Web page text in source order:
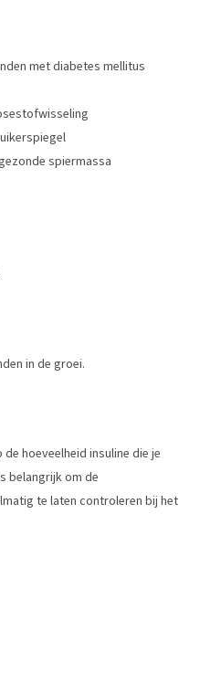
met diabetes mellitus
spiermassa
in de groei.
hoeveelheid insuline die je
belangrijk om de
te laten controleren bij het